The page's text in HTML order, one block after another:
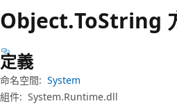
Object.ToString
定義
命名空間: System
組件: System.Runtime.dll